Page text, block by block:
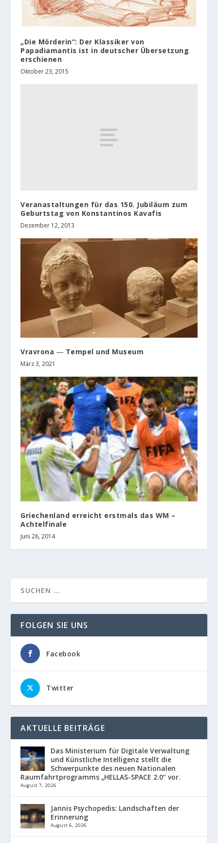
„Die Mörderin“: Der Klassiker von
Papadiamantis ist in deutscher Übersetzung
erschienen
Oktober 23, 2015
Veranastaltungen für das 150. Jubiläum zum
Geburtstag von Konstantinos Kavafis
Dezember 12, 2013
Vravrona ― Tempel und Museum
März 3, 2021
Griechenland erreicht erstmals das WM –
Achtelfinale
Juni 26, 2014
FOLGEN SIE UNS
Facebook
Twitter
AKTUELLE BEITRÄGE
Das Ministerium für Digitale Verwaltung
und Künstliche Intelligenz stellt die
Schwerpunkte des neuen Nationalen
Raumfahrtprogramms „HELLAS-SPACE 2.0“ vor.
August 7, 2026
Jannis Psychopedis: Landschaften der
Erinnerung
August 6, 2026